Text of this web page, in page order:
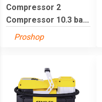
Compressor 2
Compressor 10.3 ba...
Proshop